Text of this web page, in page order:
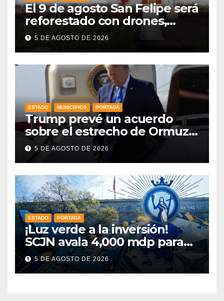
El 9 de agosto San Felipe será
reforestado con drones,
como parte de la Jornada
Nacional a la que se suma
5 DE AGOSTO DE 2026
ESTADO MUNICIPIOS PORTADA
Trump prevé un acuerdo
sobre el estrecho de Ormuz
esta misma semana
5 DE AGOSTO DE 2026
ESTADO PORTADA
¡Luz verde a la inversión!
SCJN avala 4,000 mdp para
Guanajuato: ¿en qué se usará
este dinero?
5 DE AGOSTO DE 2026